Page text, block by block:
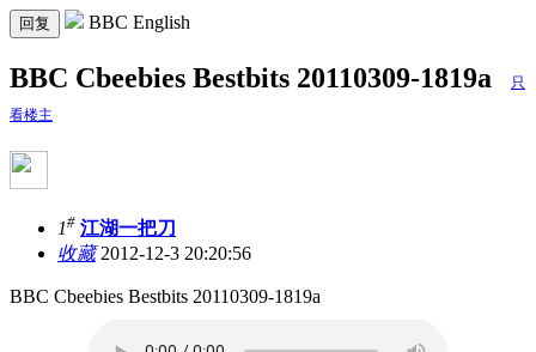
回复 BBC English
BBC Cbeebies Bestbits 20110309-1819a
只
看楼主
1# 江湖一把刀
收藏2012-12-3 20:20:56
BBC Cbeebies Bestbits 20110309-1819a